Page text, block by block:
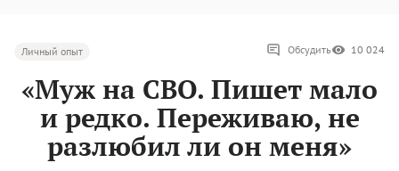
Личный опыт Обсудить 10 024
«Муж на СВО. Пишет мало
и редко. Переживаю, не
разлюбил ли он меня»